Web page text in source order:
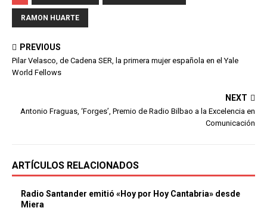
RAMON HUARTE
PREVIOUS
Pilar Velasco, de Cadena SER, la primera mujer española en el Yale
World Fellows
NEXT
Antonio Fraguas, ‘Forges’, Premio de Radio Bilbao a la Excelencia en
Comunicación
ARTÍCULOS RELACIONADOS
Radio Santander emitió «Hoy por Hoy Cantabria» desde
Miera